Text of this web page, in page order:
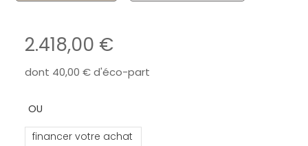
2.418,00
dont 40,00d'éco-part
financer votre achat